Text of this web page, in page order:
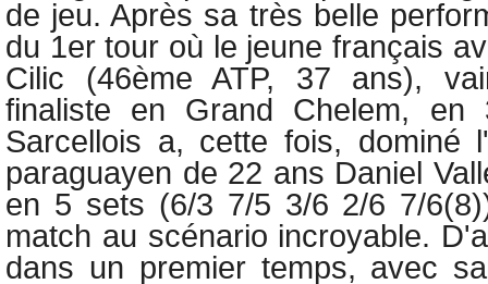
de jeu. Après sa très belle
du 1er tour où le jeune français
Cilic (46ème ATP, 37 ans),
finaliste en Grand Chelem,
Sarcellois a, cette fois, dominé
paraguayen de 22 ans Daniel
en 5 sets (6/3 7/5 3/6 2/6 7/
match au scénario incroyable.
dans un premier temps, avec